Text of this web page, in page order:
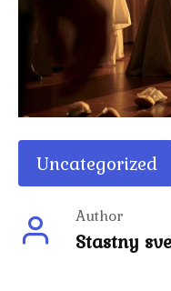
Uncategorized
Author
Stastny